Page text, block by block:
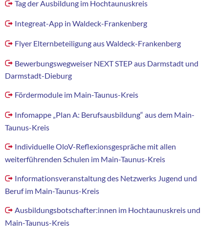
Tag der Ausbildung im Hochtaunuskreis
Integreat-App in Waldeck-Frankenberg
Flyer Elternbeteiligung aus Waldeck-Frankenberg
Bewerbungswegweiser NEXT STEP aus Darmstadt und
Darmstadt-Dieburg
Fördermodule im Main-Taunus-Kreis
Infomappe „Plan A: Berufsausbildung“ aus dem Main-
Taunus-Kreis
Individuelle OloV-Reflexionsgespräche mit allen
weiterführenden Schulen im Main-Taunus-Kreis
Informationsveranstaltung des Netzwerks Jugend und
Beruf im Main-Taunus-Kreis
Ausbildungsbotschafter:innen im Hochtaunuskreis und
Main-Taunus-Kreis